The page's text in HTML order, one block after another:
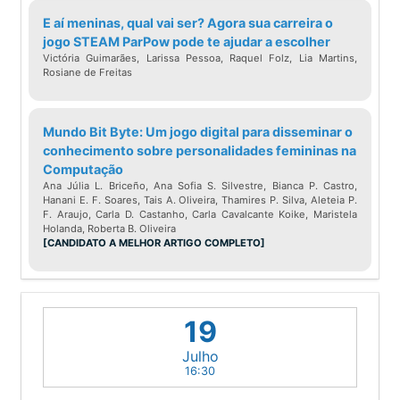
Sobre Luciana Moura Nabarrete (ENGIE
Brasil)
pela Universidade Presbiteriana
Mackenzie (Mackenzie/SP), Luciana
possui MBA em Gestão de Projetos pela
Fundação Getúlio Vargas (FGV) e MBA
Executivo pela Fundação Dom Cabral
(FDC). Ao longo de sua carreira,
desenvolveu suas atividades em
diversas funções relacionadas à
Tecnologia da informação e Projetos,
realizando coordenação de equipes
matriciais multifuncionais e gestão de
E aí meninas, qual vai ser? Agora sua carreira o
jogo STEAM ParPow pode te ajudar a escolher
Victória Guimarães, Larissa Pessoa, Raquel Folz, Lia Martins,
Rosiane de Freitas
Mundo Bit Byte: Um jogo digital para disseminar o
conhecimento sobre personalidades femininas na
Computação
Ana Júlia L. Briceño, Ana Sofia S. Silvestre, Bianca P. Castro,
Hanani E. F. Soares, Tais A. Oliveira, Thamires P. Silva, Aleteia P.
F. Araujo, Carla D. Castanho, Carla Cavalcante Koike, Maristela
Holanda, Roberta B. Oliveira
[CANDIDATO A MELHOR ARTIGO COMPLETO]
19
Julho
16:30